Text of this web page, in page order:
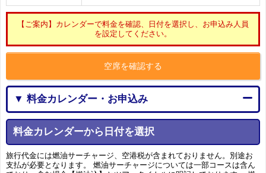
【ご案内】カレンダーで料金を確認、日付を選択し、お申込み人員
を設定してください。
空席を確認する
▼ 料金カレンダー・お申込み
料金カレンダーから日付を選択
旅行代金には燃油サーチャージ、空港税が含まれておりません。別途お
支払が必要となります。 燃油サーチャージについては一部コースは含ん